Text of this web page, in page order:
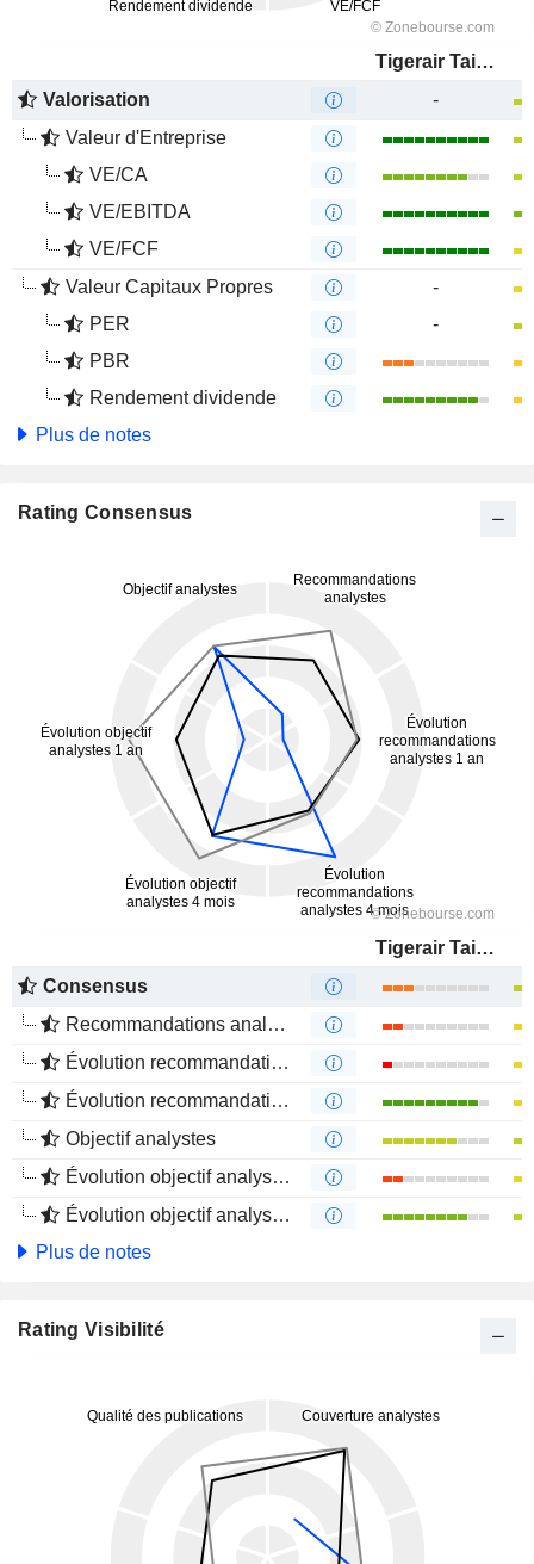
Tigerair Taiwan Co., Ltd.
Valorisation
-
Valeur d'Entreprise
VE/CA
VE/EBITDA
VE/FCF
Valeur Capitaux Propres
-
PER
-
PBR
Rendement dividende
Plus de notes
Rating Consensus
Tigerair Taiwan Co., Ltd.
Consensus
Recommandations analystes
Évolution recommandations analystes 1 an
Évolution recommandations analystes 4 mois
Objectif analystes
Évolution objectif analystes 1 an
Évolution objectif analystes 4 mois
Plus de notes
Rating Visibilité